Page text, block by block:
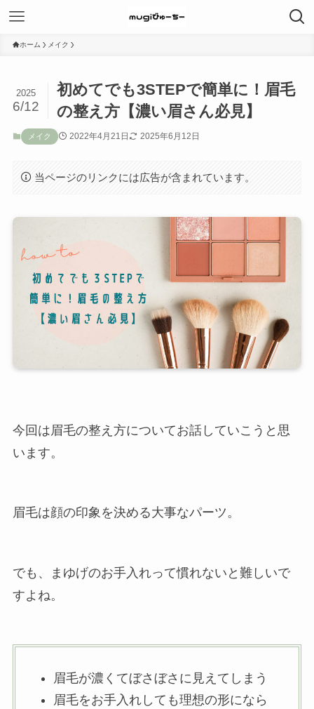
ホーム メイク
初めてでも3STEPで簡単に！眉毛
の整え方【濃い眉さん必見】
2025
6/12
メイク 2022年4月21日 2025年6月12日
当ページのリンクには広告が含まれています。
今回は眉毛の整え方についてお話していこうと思
います。
眉毛は顔の印象を決める大事なパーツ。
でも、まゆげのお手入れって慣れないと難しいで
すよね。
眉毛が濃くてぼさぼさに見えてしまう
眉毛をお手入れしても理想の形になら